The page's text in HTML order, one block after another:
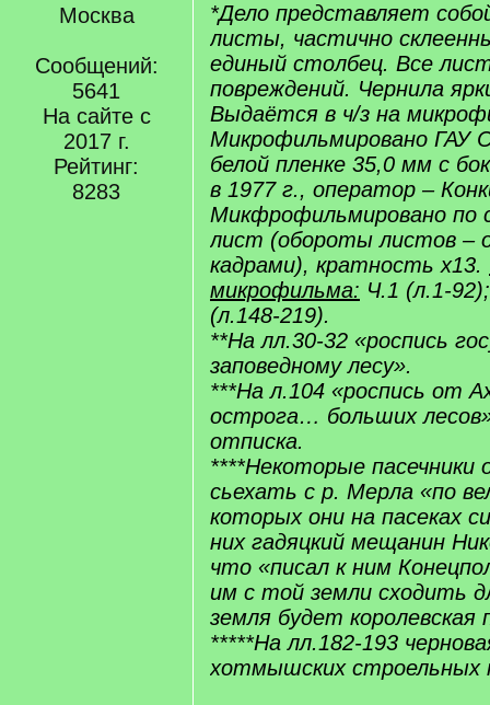
Москва
Сообщений:
5641
На сайте с
2017 г.
Рейтинг:
8283
*Дело представляет
листы, частично
единый столбец. Все
повреждений. Чернила
Выдаётся в ч/з на
Микрофильмировано ГАУ
белой пленке 35,0 мм с
в 1977 г., оператор –
Микфрофильмировано по
лист (обороты листов –
кадрами), кратность х13.
микрофильма: Ч.1 (л.1-
(л.148-219).
**На лл.30-32 «роспись
заповедному лесу».
***На л.104 «роспись от
острога… больших
отписка.
****Некоторые пасечники
сьехать с р. Мерла «по
которых они на пасеках
них гадяцкий мещанин
что «писал к ним
им с той земли сходить
земля будет королевская
*****На лл.182-193
хотмышских строельных